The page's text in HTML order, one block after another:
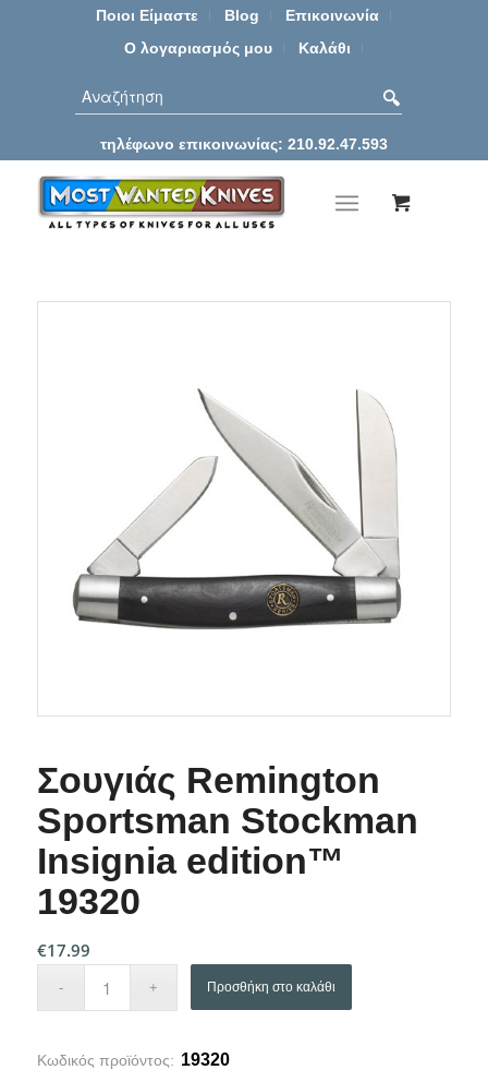
Ποιοι Είμαστε Blog
Επικοινωνία
Ο λογαριασμός μου
Καλάθι
τηλέφωνο επικοινωνίας: 210.92.47.593
Σουγιάς Remington
Sportsman Stockman
Insignia edition™
19320
€17.99
Προσθήκη στο καλάθι
Κωδικός προϊόντος: 19320